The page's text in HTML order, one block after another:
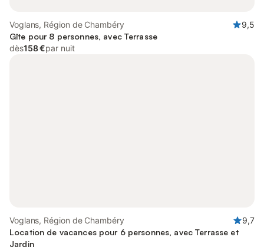
Voglans, Région de Chambéry
9,5
Gîte pour 8 personnes, avec Terrasse
dès158 €par nuit
Voglans, Région de Chambéry
9,7
Location de vacances pour 6 personnes, avec Terrasse et
Jardin